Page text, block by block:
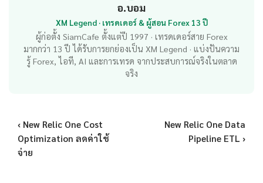
อ.บอม
XM Legend · เทรดเดอร์ & ผู้สอน Forex 13 ปี
ผู้ก่อตั้ง SiamCafe ตั้งแต่ปี 1997 · เทรดเดอร์สาย Forex
มากกว่า 13 ปี ได้รับการยกย่องเป็น XM Legend · แบ่งปันความ
รู้ Forex, ไอที, AI และการเทรด จากประสบการณ์จริงในตลาด
จริง
‹ New Relic One Cost
Optimization ลดค่าใช้
จ่าย
New Relic One Data
Pipeline ETL ›